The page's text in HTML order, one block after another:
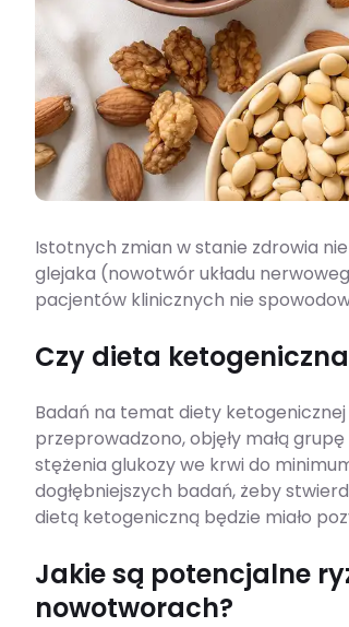
Istotnych zmian w stanie zdrowia
glejaka (nowotwór układu
pacjentów klinicznych nie
Czy dieta
Badań na temat diety ketogenicznej
przeprowadzono, objęły małą
stężenia glukozy we krwi do
dogłębniejszych badań, żeby
dietą ketogeniczną będzie miało
Jakie są potencjalne
nowotworach?